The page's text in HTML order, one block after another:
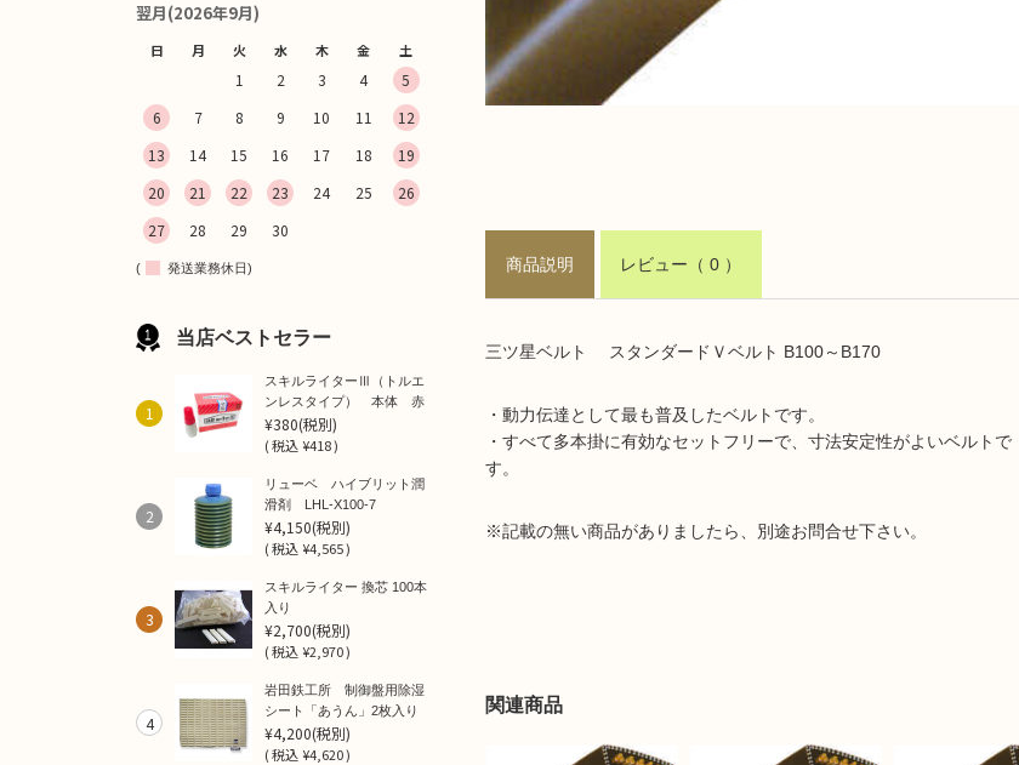
商品説明 レビュー （ 0 ）
三ツ星ベルト スタンダードＶベルト B100～B170
・動力伝達として最も普及したベルトです。
・すべて多本掛に有効なセットフリーで、寸法安定性がよいベルトで
す。
※記載の無い商品がありましたら、別途お問合せ下さい。
関連商品
翌月(2026年9月)
日 月 火 水 木 金 土
1 2 3 4
5
6
7 8 9 10 11
12
13
14 15 16 17 18
19
20
21 22 23 24 25
26
27
28 29 30
( 発送業務休日)
当店ベストセラー
1
スキルライターⅢ（トルエ
ンレスタイプ） 本体 赤
¥380(税別)
(税込¥418 )
2
リューベ ハイブリット潤
滑剤 LHL-X100-7
¥4,150(税別)
(税込¥4,565 )
3
スキルライター 換芯 100本
入り
¥2,700(税別)
(税込¥2,970 )
4
岩田鉄工所 制御盤用除湿
シート「あうん」2枚入り
¥4,200(税別)
(税込¥4,620 )